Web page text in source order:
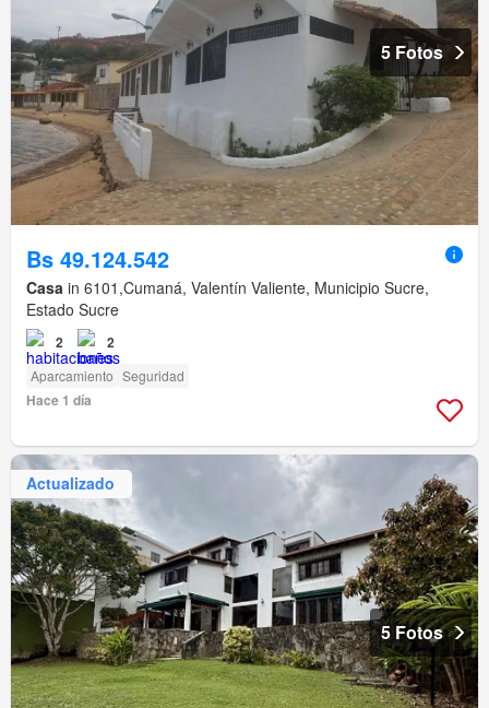
5 Fotos
Bs 49.124.542
Casa in 6101,Cumaná, Valentín Valiente, Municipio Sucre,
Estado Sucre
2 2
Aparcamiento Seguridad
Hace 1 día
Actualizado
5 Fotos